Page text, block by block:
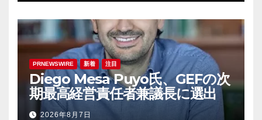
PRNEWSWIRE 新着 注目
Diego Mesa Puyo氏、GEFの次
期最高経営責任者兼議長に選出
2026年8月7日